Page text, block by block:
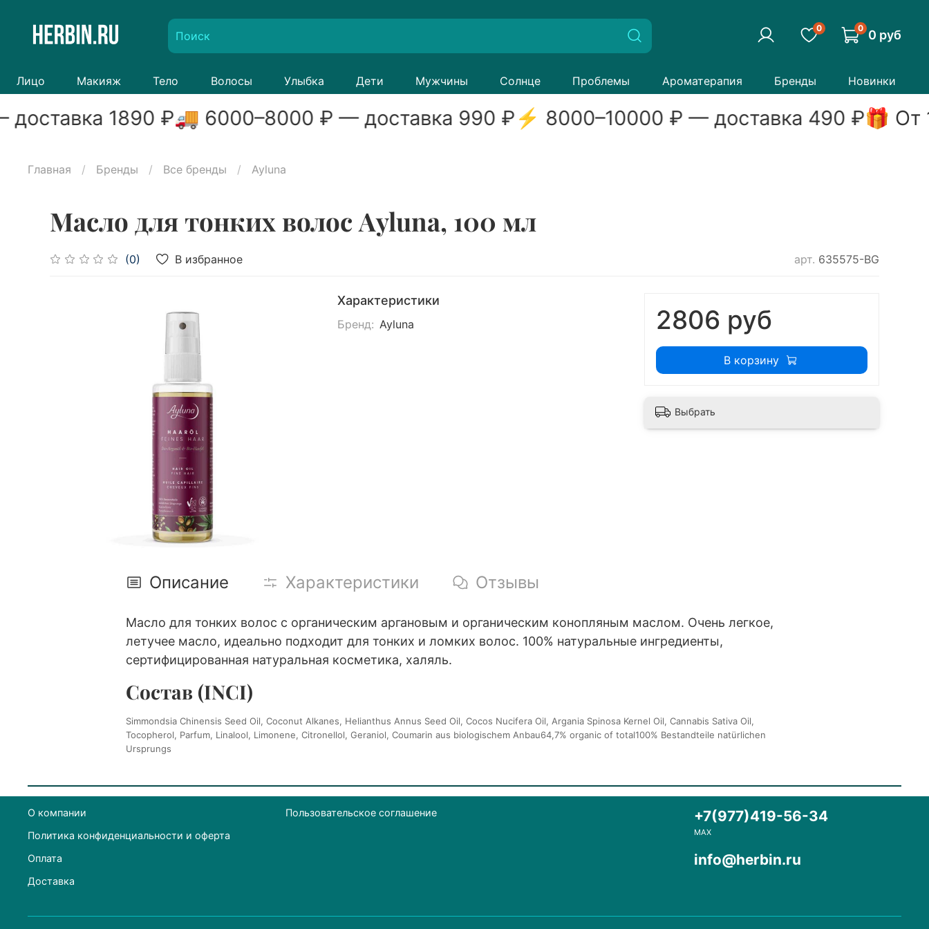
0 0 0 руб
Лицо Макияж Тело Волосы Улыбка Дети Мужчины Солнце Проблемы Ароматерапия Бренды Новинки
1890₽🚚 6000–8000₽ — доставка 990₽⚡ 8000–10000₽ — доставка 490₽🎁 От
Главная Бренды Все бренды Ayluna
Масло для тонких волос Ayluna, 100 мл
(0) В избранное арт. 635575-BG
Характеристики
Бренд: Ayluna 2806 руб
В корзину
Выбрать
Описание Характеристики Отзывы
Масло для тонких волос с органическим аргановым и органическим конопляным маслом. Очень легкое,
летучее масло, идеально подходит для тонких и ломких волос. 100% натуральные ингредиенты,
сертифицированная натуральная косметика, халяль.
Состав (INCI)
Simmondsia Chinensis Seed Oil, Coconut Alkanes, Helianthus Annus Seed Oil, Cocos Nucifera Oil, Argania Spinosa Kernel Oil, Cannabis Sativa Oil,
Tocopherol, Parfum, Linalool, Limonene, Citronellol, Geraniol, Coumarin aus biologischem Anbau64,7% organic of total100% Bestandteile natürlichen
Ursprungs
О компании
Политика конфиденциальности и оферта
Оплата
Доставка
Пользовательское соглашение +7(977)419-56-34
MAX
info@herbin.ru